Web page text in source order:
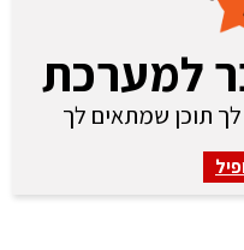
למערכת
תוכן שמתאים לך